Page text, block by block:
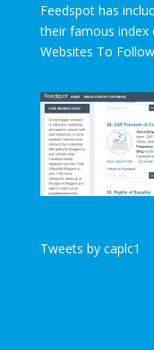
Feedspot has
their famous index
Websites To
Tweets by caplc1